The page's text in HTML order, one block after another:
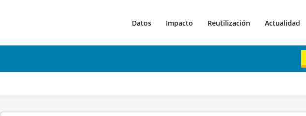
Datos Impacto Reutilización Actualidad